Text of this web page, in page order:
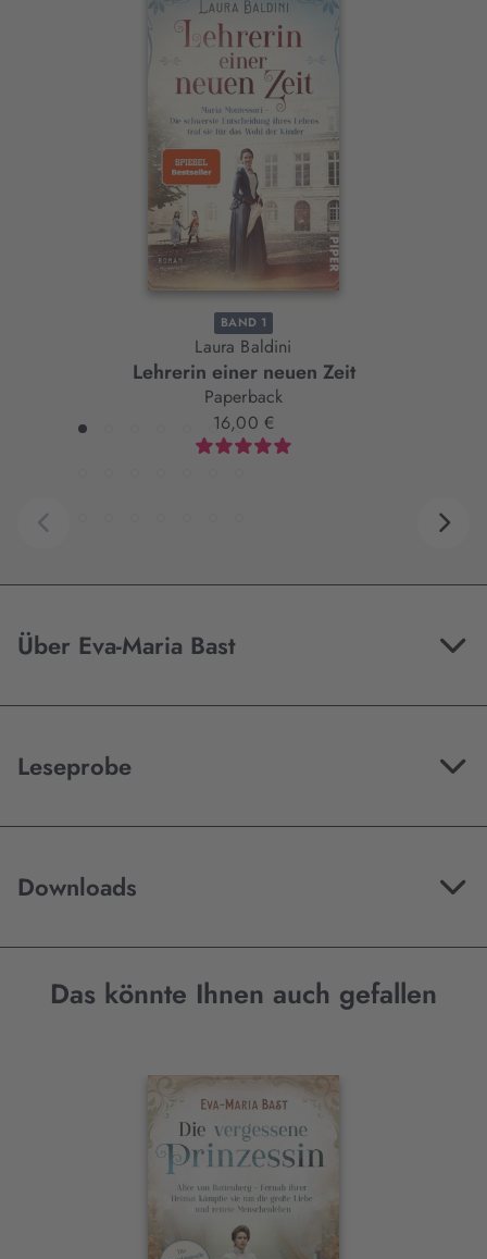
Interaktives
BAND 1
Laura Baldini
Lehrerin einer neuen Zeit
Paperback
16,00 €
Über Eva-Maria Bast
Leseprobe
Downloads
Das könnte Ihnen auch gefallen
Interaktives